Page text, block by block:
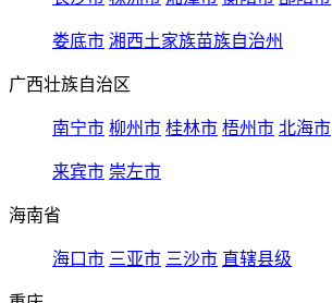
娄底市 湘西土家族苗族自治州
广西壮族自治区
南宁市 柳州市 桂林市 梧州市 北海市
来宾市 崇左市
海南省
海口市 三亚市 三沙市 直辖县级